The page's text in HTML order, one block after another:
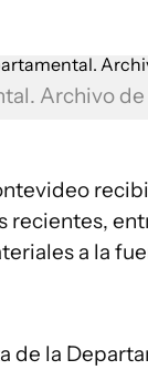
Archivo
recientes,
a la
de la